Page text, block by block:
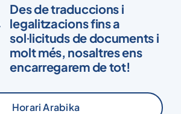
Des de traduccions i
legalitzacions fins a
sol·licituds de documents i
molt més, nosaltres ens
encarregarem de tot!
Horari Arabika